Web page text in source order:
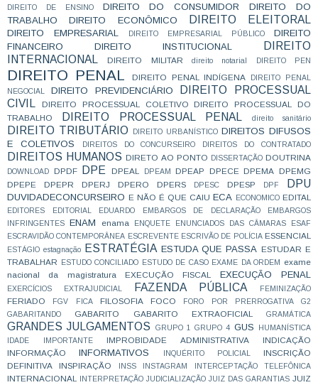
DIREITO DE ENSINO
DIREITO DO CONSUMIDOR
DIREITO DO
TRABALHO
DIREITO ECONÔMICO DIREITO ELEITORAL
DIREITO EMPRESARIAL DIREITO EMPRESARIAL PÚBLICO
DIREITO
FINANCEIRO
DIREITO INSTITUCIONAL
DIREITO
INTERNACIONAL
DIREITO MILITAR direito notarial DIREITO PEN
DIREITO PENAL DIREITO PENAL INDÍGENA
DIREITO PENAL
NEGOCIAL
DIREITO PREVIDENCIÁRIO
DIREITO PROCESSUAL
CIVIL
DIREITO PROCESSUAL COLETIVO
DIREITO PROCESSUAL DO
TRABALHO
DIREITO PROCESSUAL PENAL direito sanitário
DIREITO TRIBUTÁRIO DIREITO URBANÍSTICO DIREITOS DIFUSOS
E COLETIVOS
DIREITOS DO CONCURSEIRO DIREITOS DO CONTRATADO
DIREITOS HUMANOS DIRETO AO PONTO DISSERTAÇÃO DOUTRINA
DOWNLOAD DPDF DPE DPEAL DPEAM DPEAP DPECE DPEMA DPEMG
DPEPE
DPEPR DPERJ DPERO DPERS DPESC DPESP DPF DPU
DUVIDADECONCURSEIRO E NÃO É QUE CAIU ECA ECONOMICO EDITAL
EDITORES EDITORIAL EDUARDO EMBARGOS DE DECLARAÇÃO
EMBARGOS
INFRINGENTES
ENAM enama ENQUETE ENUNCIADOS DAS CÂMARAS
ESAF
ESCRAVIDÃO CONTEMPORÂNEA ESCREVENTE ESCRIVÃO DE POLÍCIA ESSENCIAL
ESTÁGIO estagnação ESTRATÉGIA ESTUDA QUE PASSA ESTUDAR E
TRABALHAR
ESTUDO CONCILIADO ESTUDO DE CASO EXAME DA ORDEM
exame
nacional da magistratura
EXECUÇÃO FISCAL EXECUÇÃO PENAL
EXERCÍCIOS EXTRAJUDICIAL FAZENDA PÚBLICA FEMINIZAÇÃO
FERIADO FGV FICA FILOSOFIA FOCO FORO POR PRERROGATIVA
G2
GABARITANDO
GABARITO GABARITO EXTRAOFICIAL GRAMÁTICA
GRANDES JULGAMENTOS GRUPO 1 GRUPO 4 GUS
HUMANÍSTICA
IDADE
IMPORTANTE IMPROBIDADE ADMINISTRATIVA
INDICAÇÃO
INFORMAÇÃO
INFORMATIVOS INQUÉRITO POLICIAL
INSCRIÇÃO
DEFINITIVA
INSPIRAÇÃO INSS INSTAGRAM INTERCEPTAÇÃO TELEFÔNICA
INTERNACIONAL INTERPRETAÇÃO JUDICIALIZAÇÃO JUIZ DAS GARANTIAS JUIZ